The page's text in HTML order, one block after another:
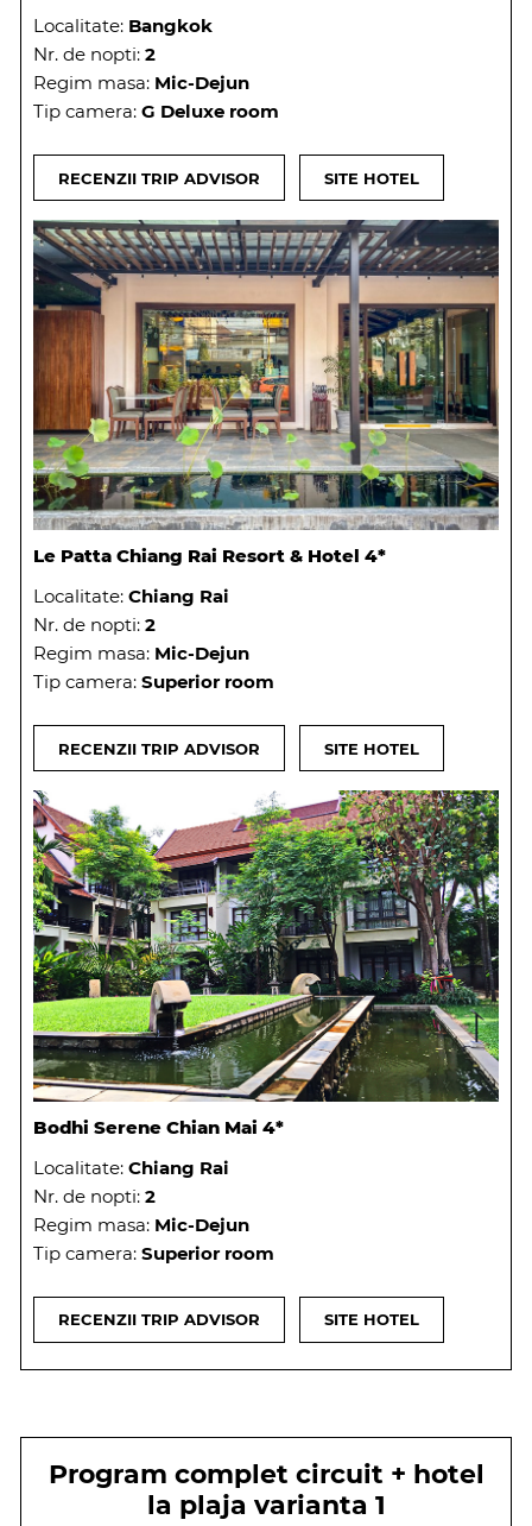
Localitate: Bangkok
Nr. de nopti: 2
Regim masa: Mic-Dejun
Tip camera: G Deluxe room
RECENZII TRIP ADVISOR SITE HOTEL
Le Patta Chiang Rai Resort & Hotel 4*
Localitate: Chiang Rai
Nr. de nopti: 2
Regim masa: Mic-Dejun
Tip camera: Superior room
RECENZII TRIP ADVISOR SITE HOTEL
Bodhi Serene Chian Mai 4*
Localitate: Chiang Rai
Nr. de nopti: 2
Regim masa: Mic-Dejun
Tip camera: Superior room
RECENZII TRIP ADVISOR SITE HOTEL
Program complet circuit + hotel
la plaja varianta 1